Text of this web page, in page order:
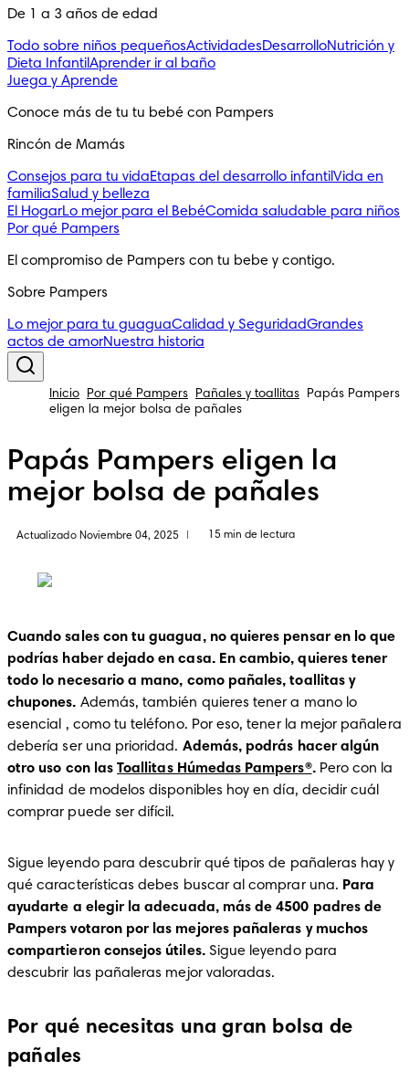
De 1 a 3 años de edad
Todo sobre niños pequeñosActividadesDesarrolloNutrición y
Dieta InfantilAprender ir al baño
Juega y Aprende
Conoce más de tu tu bebé con Pampers
Rincón de Mamás
Consejos para tu vidaEtapas del desarrollo infantilVida en
familiaSalud y belleza
El HogarLo mejor para el BebéComida saludable para niños
Por qué Pampers
El compromiso de Pampers con tu bebe y contigo.
Sobre Pampers
Lo mejor para tu guaguaCalidad y SeguridadGrandes
actos de amorNuestra historia
Inicio Por qué Pampers Pañales y toallitas
Papás Pampers
eligen la mejor bolsa de pañales
Papás Pampers eligen la
mejor bolsa de pañales
Actualizado Noviembre 04, 2025 15 min de lectura
Cuando sales con tu guagua, no quieres pensar en lo que
podrías haber dejado en casa. En cambio, quieres tener
todo lo necesario a mano, como pañales, toallitas y
chupones. Además, también quieres tener a mano lo
esencial , como tu teléfono. Por eso, tener la mejor pañalera
debería ser una prioridad. Además, podrás hacer algún
otro uso con las Toallitas Húmedas Pampers®. Pero con la
infinidad de modelos disponibles hoy en día, decidir cuál
comprar puede ser difícil.
Sigue leyendo para descubrir qué tipos de pañaleras hay y
qué características debes buscar al comprar una. Para
ayudarte a elegir la adecuada, más de 4500 padres de
Pampers votaron por las mejores pañaleras y muchos
compartieron consejos útiles. Sigue leyendo para
descubrir las pañaleras mejor valoradas.
Por qué necesitas una gran bolsa de
pañales